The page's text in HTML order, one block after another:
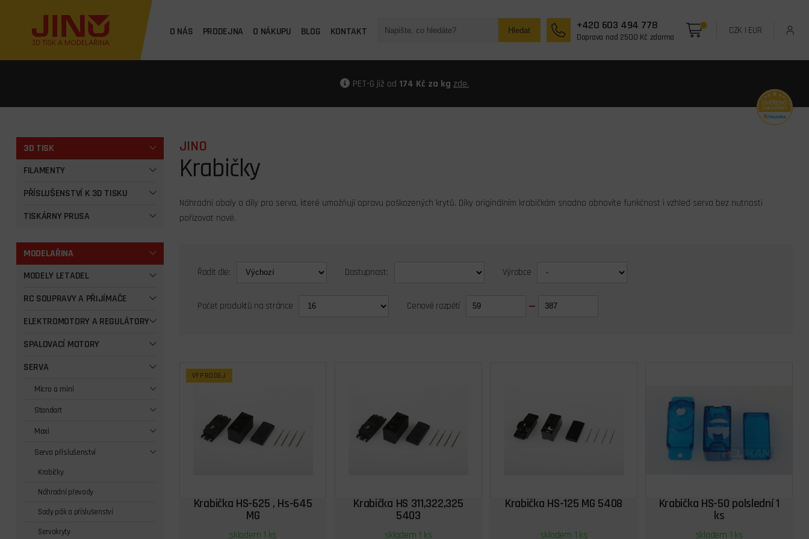
O NÁS PRODEJNA O NÁKUPU BLOG KONTAKT Hledat +420 603 494 778
Doprava nad 2500 Kč zdarma
0 CZK | EUR
PET-G již od 174 Kč za kg zde.
3D TISK
FILAMENTY
PŘÍSLUŠENSTVÍ K 3D TISKU
TISKÁRNY PRUSA
MODELAŘINA
MODELY LETADEL
RC SOUPRAVY A PŘIJÍMAČE
ELEKTROMOTORY A REGULÁTORY
SPALOVACÍ MOTORY
SERVA
Micro a mini
Standart
Maxi
Serva příslušenství
Krabičky
Náhradní převody
Sady pák a příslušenství
Servokryty
JINO
Krabičky
Náhradní obaly a díly pro serva, které umožňují opravu poškozených krytů. Díky originálním krabičkám snadno obnovíte funkčnost i vzhled serva bez nutnosti
pořizovat nové.
Řadit dle: Dostupnost: Výrobce
Počet produktů na stránce Cenové rozpětí
VÝPRODEJ
Krabička HS-625 , Hs-645
MG
skladem 1 ks
Krabička HS 311,322,325
5403
skladem 1 ks
Krabička HS-125 MG 5408
skladem 1 ks
Krabička HS-50 polslední 1
ks
skladem 1 ks